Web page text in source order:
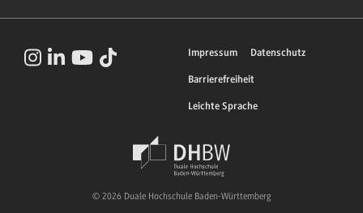
Impressum Datenschutz
Barrierefreiheit
Leichte Sprache
© 2026 Duale Hochschule Baden-Württemberg